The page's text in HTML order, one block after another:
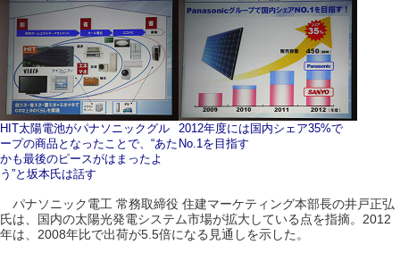
HIT太陽電池がパナソニックグル
ープの商品となったことで、“あた
かも最後のピースがはまったよ
う”と坂本氏は話す
2012年度には国内シェア35%で
No.1を目指す
パナソニック電工 常務取締役 住建マーケティング本部長の井戸正弘
氏は、国内の太陽光発電システム市場が拡大している点を指摘。2012
年は、2008年比で出荷が5.5倍になる見通しを示した。